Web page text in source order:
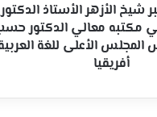
شيخ الأزهر الأستاذ
مكتبه معالي الدكتور حسب
الأعلى للغة
أفريقيا